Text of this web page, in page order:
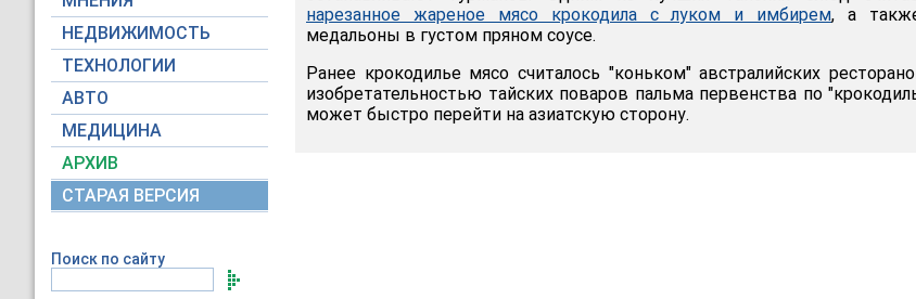
НЕДВИЖИМОСТЬ
ТЕХНОЛОГИИ
АВТО
МЕДИЦИНА
АРХИВ
СТАРАЯ ВЕРСИЯ
Поиск по сайту
нарезанное жареное мясо крокодила с луком и имбирем, а
медальоны в густом пряном соусе.
Ранее крокодилье мясо считалось "коньком" австралийских
изобретательностью тайских поваров пальма первенства по
может быстро перейти на азиатскую сторону.